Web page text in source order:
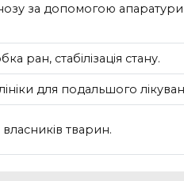
за допомогою апаратури
ран, стабілізація стану.
для подальшого
власників тварин.